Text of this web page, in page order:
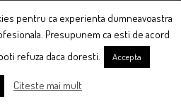
a Imperiului Ciutacesc.
pentru ca experienta dumneavoastra
Presupunem ca esti de acord
refuza daca doresti.
Accepta
Citeste mai mult